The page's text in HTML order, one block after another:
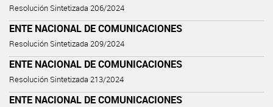
Resolución Sintetizada 206/2024
ENTE NACIONAL DE COMUNICACIONES
Resolución Sintetizada 209/2024
ENTE NACIONAL DE COMUNICACIONES
Resolución Sintetizada 213/2024
ENTE NACIONAL DE COMUNICACIONES